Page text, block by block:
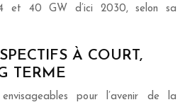
et 40 GW d’ici 2030, selon sa
À COURT,
TERME
pour l’avenir de la